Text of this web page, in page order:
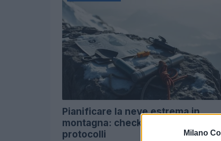
Milano
Pianificare la neve estrema in
montagna: checklist, piani B/C e
protocolli